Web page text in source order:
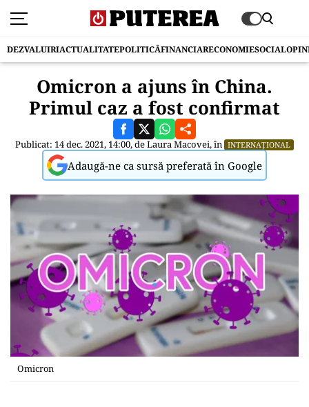
DEZVALUIRIACTUALITATEPOLITICĂFINANCIARECONOMIESOCIAL
Omicron a ajuns în China.
Primul caz a fost confirmat
Publicat: 14 dec. 2021, 14:00, deLaura Macovei, în INTERNAȚIONAL
Adaugă-ne ca sursă preferată în Google
Omicron